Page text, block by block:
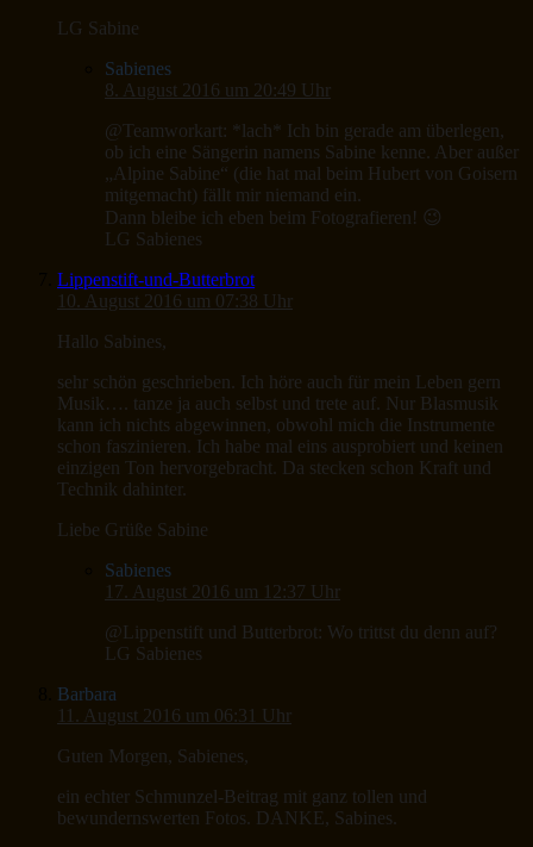
LG Sabine
Sabienes
8. August 2016 um 20:49 Uhr
@Teamworkart: *lach* Ich bin gerade am überlegen,
ob ich eine Sängerin namens Sabine kenne. Aber außer
„Alpine Sabine“ (die hat mal beim Hubert von Goisern
mitgemacht) fällt mir niemand ein.
Dann bleibe ich eben beim Fotografieren! 😉
LG Sabienes
Lippenstift-und-Butterbrot
10. August 2016 um 07:38 Uhr
Hallo Sabines,
sehr schön geschrieben. Ich höre auch für mein Leben gern
Musik…. tanze ja auch selbst und trete auf. Nur Blasmusik
kann ich nichts abgewinnen, obwohl mich die Instrumente
schon faszinieren. Ich habe mal eins ausprobiert und keinen
einzigen Ton hervorgebracht. Da stecken schon Kraft und
Technik dahinter.
Liebe Grüße Sabine
Sabienes
17. August 2016 um 12:37 Uhr
@Lippenstift und Butterbrot: Wo trittst du denn auf?
LG Sabienes
Barbara
11. August 2016 um 06:31 Uhr
Guten Morgen, Sabienes,
ein echter Schmunzel-Beitrag mit ganz tollen und
bewundernswerten Fotos. DANKE, Sabines.